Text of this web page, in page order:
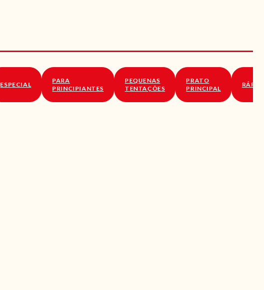
ESPECIAL
PARA
PRINCIPIANTES
PEQUENAS
TENTAÇÕES
PRATO
PRINCIPAL